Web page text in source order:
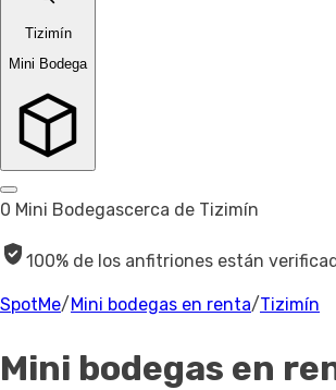
Tizimín
Mini Bodega
0 Mini Bodegascerca de Tizimín
100% de los anfitriones están
SpotMe/ Mini bodegas en renta/Tizimín
Mini bodegas en